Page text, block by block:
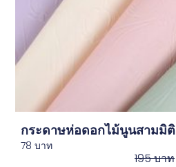
กระดาษห่อดอกไม้นูนสามมิติ
195บาท
78บาท